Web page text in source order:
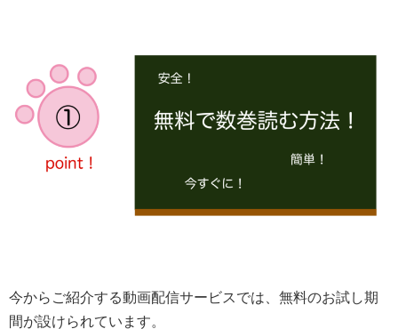
今からご紹介する動画配信サービスでは、無料のお試し期
間が設けられています。